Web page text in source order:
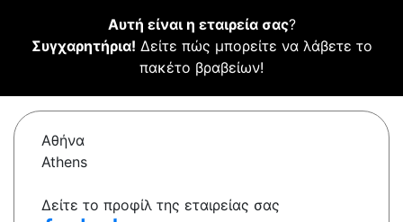
Αυτή είναι η εταιρεία σας?
Συγχαρητήρια! Δείτε πώς μπορείτε να λάβετε το
πακέτο βραβείων!
Αθήνα
Athens
Δείτε το προφίλ της εταιρείας σας